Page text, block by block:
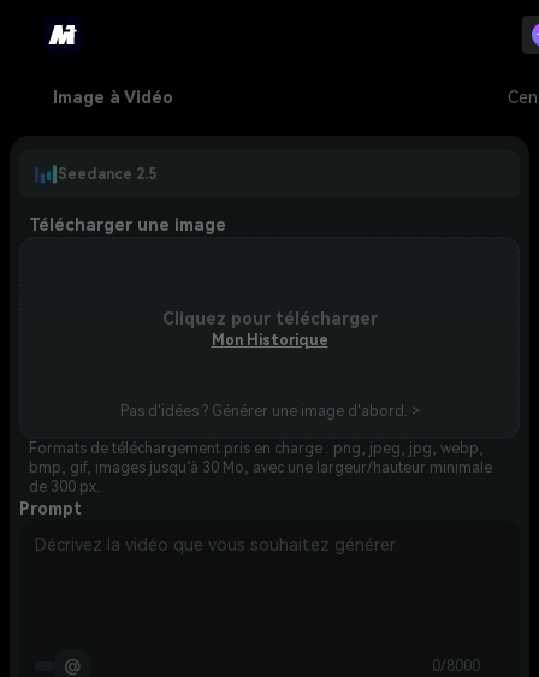
Image à Vidéo
Seedance 2.5
Télécharger une image
Cliquez pour télécharger
Mon Historique
Pas d'idées ? Générer une image d'abord. >
Formats de téléchargement pris en charge : png, jpeg, jpg, webp,
bmp, gif, images jusqu’à 30 Mo, avec une largeur/hauteur minimale
de 300 px.
Prompt
@ 0/8000